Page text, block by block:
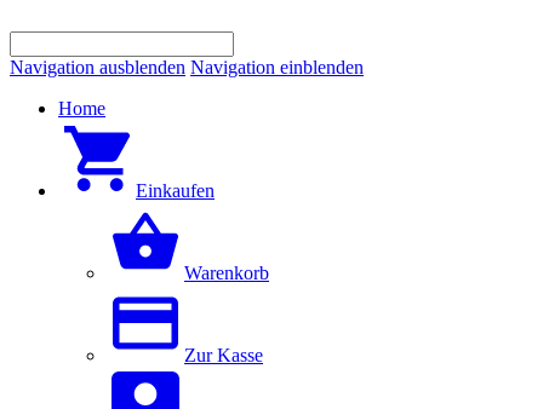
Navigation ausblenden Navigation einblenden
Home
Einkaufen
Warenkorb
Zur Kasse